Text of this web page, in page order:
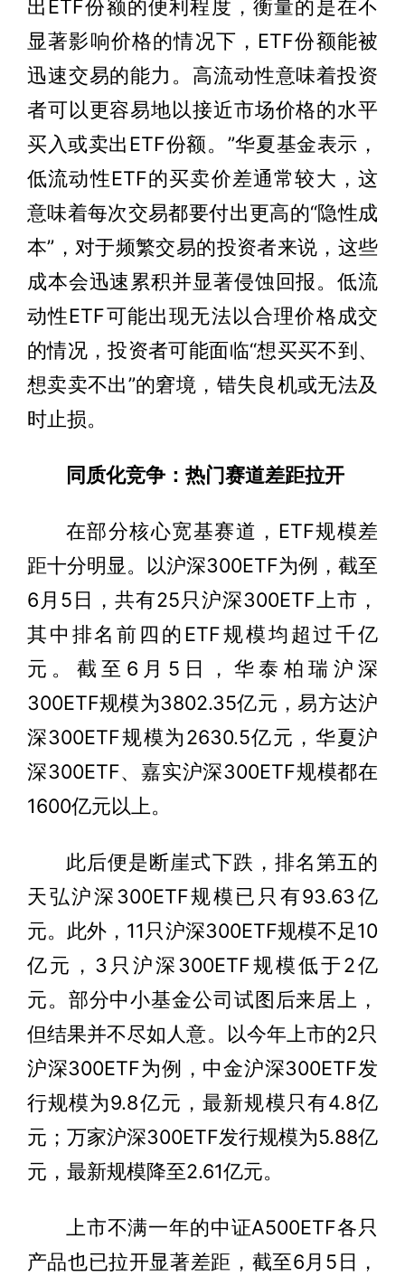
出ETF份额的便利程度，衡量的是在不
显著影响价格的情况下，ETF份额能被
迅速交易的能力。高流动性意味着投资
者可以更容易地以接近市场价格的水平
买入或卖出ETF份额。”华夏基金表示，
低流动性ETF的买卖价差通常较大，这
意味着每次交易都要付出更高的“隐性成
本”，对于频繁交易的投资者来说，这些
成本会迅速累积并显著侵蚀回报。低流
动性ETF可能出现无法以合理价格成交
的情况，投资者可能面临“想买买不到、
想卖卖不出”的窘境，错失良机或无法及
时止损。
同质化竞争：热门赛道差距拉开
在部分核心宽基赛道，ETF规模差
距十分明显。以沪深300ETF为例，截至
6月5日，共有25只沪深300ETF上市，
其中排名前四的ETF规模均超过千亿
元。截至6月5日，华泰柏瑞沪深
300ETF规模为3802.35亿元，易方达沪
深300ETF规模为2630.5亿元，华夏沪
深300ETF、嘉实沪深300ETF规模都在
1600亿元以上。
此后便是断崖式下跌，排名第五的
天弘沪深300ETF规模已只有93.63亿
元。此外，11只沪深300ETF规模不足10
亿元，3只沪深300ETF规模低于2亿
元。部分中小基金公司试图后来居上，
但结果并不尽如人意。以今年上市的2只
沪深300ETF为例，中金沪深300ETF发
行规模为9.8亿元，最新规模只有4.8亿
元；万家沪深300ETF发行规模为5.88亿
元，最新规模降至2.61亿元。
上市不满一年的中证A500ETF各只
产品也已拉开显著差距，截至6月5日，